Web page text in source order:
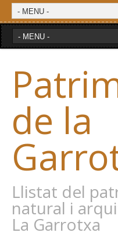
de la
Llistat del
natural i
La Garrotxa